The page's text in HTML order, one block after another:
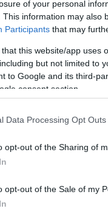
of your personal
This information may also
Participants that may
that this website/app uses
but not limited to
to Google and its third-
consent section.
Data Processing Opt Outs
opt-out of the Sharing of
opt-out of the Sale of my